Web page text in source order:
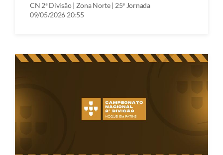
CN 2ª Divisão | Zona Norte | 25ª Jornada
09/05/2026 20:55